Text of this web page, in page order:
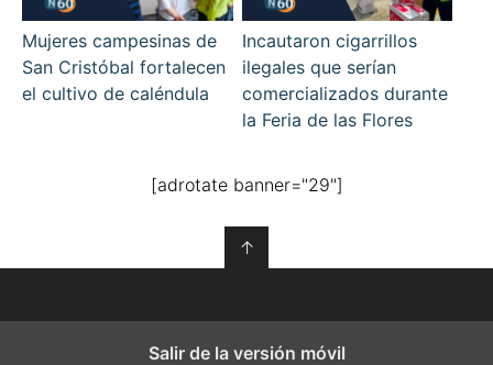
Mujeres campesinas de
San Cristóbal fortalecen
el cultivo de caléndula
Incautaron cigarrillos
ilegales que serían
comercializados durante
la Feria de las Flores
[adrotate banner="29"]
↑
Salir de la versión móvil